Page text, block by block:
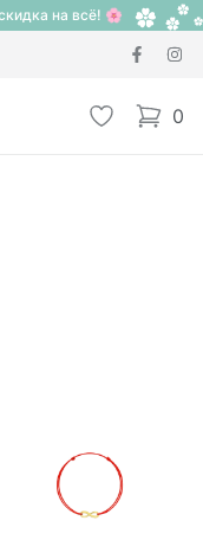
на всё! 🌸
Избранное
0
items